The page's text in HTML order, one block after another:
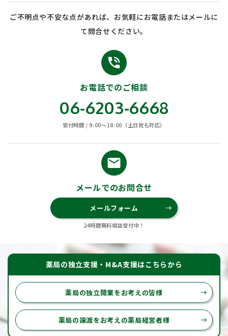
ご不明点や不安な点があれば、お気軽にお電話またはメールに
て問合せください。
phone_in_talk
お電話でのご相談
06-6203-6668
受付時間 / 9:00〜18:00（土日祝も対応）
email
メールでのお問合せ
メールフォーム east
24時間無料相談受付中！
薬局の独立支援・M&A支援はこちらから
薬局の独立開業をお考えの皆様 east
薬局の譲渡をお考えの薬局経営者様 east